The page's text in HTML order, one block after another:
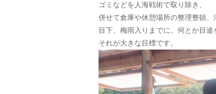
ゴミなどを人海戦術で取り除き、
併せて倉庫や休憩場所の整理整頓、
目下、梅雨入りまでに、何とか目途
それが大きな目標です。